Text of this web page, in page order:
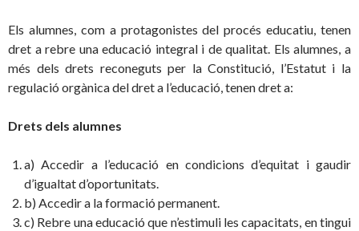
Els alumnes, com a protagonistes del procés educatiu, tenen
dret a rebre una educació integral i de qualitat. Els alumnes, a
més dels drets reconeguts per la Constitució, l’Estatut i la
regulació orgànica del dret a l’educació, tenen dret a:
Drets dels alumnes
a) Accedir a l’educació en condicions d’equitat i gaudir
d’igualtat d’oportunitats.
b) Accedir a la formació permanent.
c) Rebre una educació que n’estimuli les capacitats, en tingui